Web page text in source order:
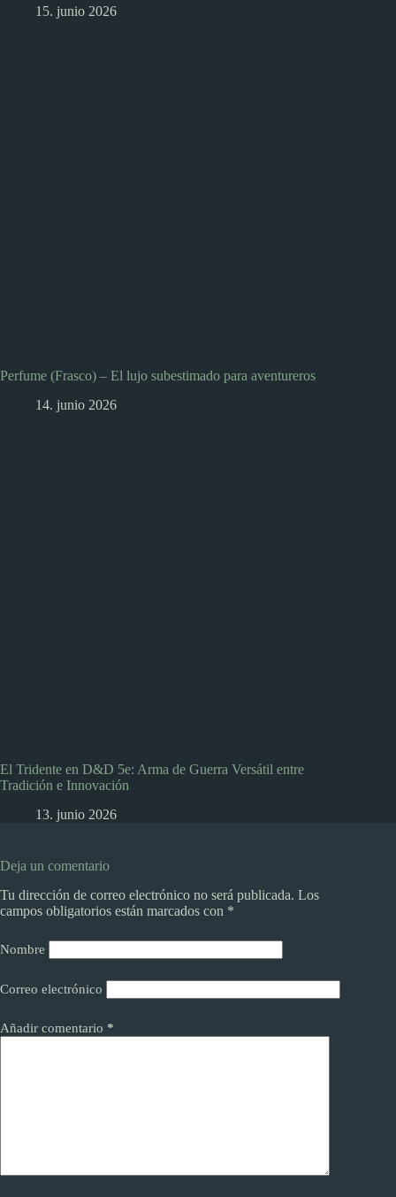
15. junio 2026
Perfume (Frasco) – El lujo subestimado para aventureros
14. junio 2026
El Tridente en D&D 5e: Arma de Guerra Versátil entre
Tradición e Innovación
13. junio 2026
Deja un comentario
Tu dirección de correo electrónico no será publicada. Los
campos obligatorios están marcados con *
Nombre
Correo electrónico
Añadir comentario *